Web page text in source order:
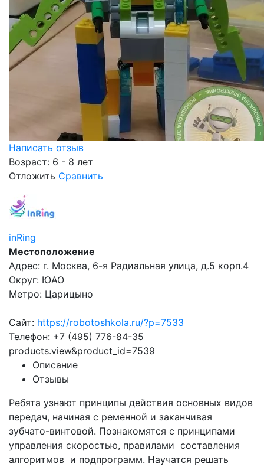
Написать отзыв
Возраст: 6 - 8 лет
Отложить Сравнить
inRing
Местоположение
Адрес: г. Москва, 6-я Радиальная улица, д.5 корп.4
Округ: ЮАО
Метро: Царицыно
Сайт: https://robotoshkola.ru/?p=7533
Телефон: +7 (495) 776-84-35
products.view&product_id=7539
Описание
Отзывы
Ребята узнают принципы действия основных видов
передач, начиная с ременной и заканчивая
зубчато-винтовой. Познакомятся с принципами
управления скоростью, правилами составления
алгоритмов и подпрограмм. Научатся решать